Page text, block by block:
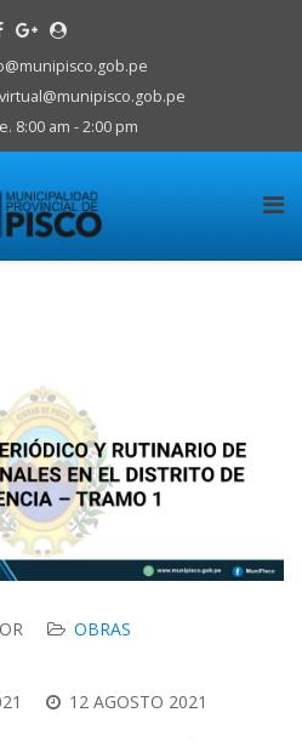
8:00 am - 2:00 pm
OBRAS
12 AGOSTO 2021